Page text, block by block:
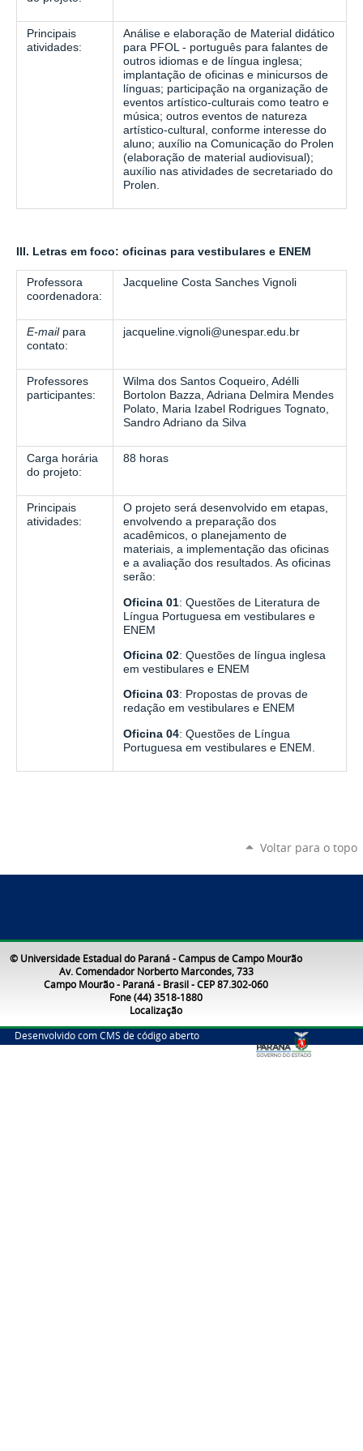
Principais
atividades:
Análise e elaboração de Material didático
para PFOL - português para falantes de
outros idiomas e de língua inglesa;
implantação de oficinas e minicursos de
línguas; participação na organização de
eventos artístico-culturais como teatro e
música; outros eventos de natureza
artístico-cultural, conforme interesse do
aluno; auxílio na Comunicação do Prolen
(elaboração de material audiovisual);
auxílio nas atividades de secretariado do
Prolen.
III. Letras em foco: oficinas para vestibulares e ENEM
Professora
coordenadora:
Jacqueline Costa Sanches Vignoli
E-mail para
contato:
jacqueline.vignoli@unespar.edu.br
Professores
participantes:
Wilma dos Santos Coqueiro, Adélli
Bortolon Bazza, Adriana Delmira Mendes
Polato, Maria Izabel Rodrigues Tognato,
Sandro Adriano da Silva
Carga horária
do projeto:
88 horas
Principais
atividades:
O projeto será desenvolvido em etapas,
envolvendo a preparação dos
acadêmicos, o planejamento de
materiais, a implementação das oficinas
e a avaliação dos resultados. As oficinas
serão:
Oficina 01: Questões de Literatura de
Língua Portuguesa em vestibulares e
ENEM
Oficina 02: Questões de língua inglesa
em vestibulares e ENEM
Oficina 03: Propostas de provas de
redação em vestibulares e ENEM
Oficina 04: Questões de Língua
Portuguesa em vestibulares e ENEM.
Voltar para o topo
© Universidade Estadual do Paraná - Campus de Campo Mourão
Av. Comendador Norberto Marcondes, 733
Campo Mourão - Paraná - Brasil - CEP 87.302-060
Fone (44) 3518-1880
Localização
Desenvolvido com CMS de código aberto